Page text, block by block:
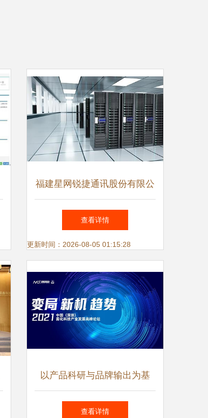
福建星网锐捷通讯股份有限公
司 融合创新科技，构建智慧
未来网络信息技术研发新篇章
查看详情
更新时间：2026-08-05 01:15:28
以产品科研与品牌输出为基
石，雷炎科技构建网络信息技
查看详情